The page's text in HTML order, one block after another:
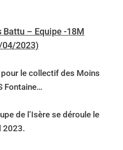
Battu – Equipe -18M
04/2023)
le collectif des Moins
Fontaine…
de l’Isère se déroule le
2023.